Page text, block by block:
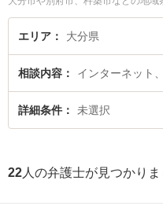
ットに関係する誹謗中傷や名誉毀
索もでき便利です。特に貞永法律
す。『大分県で土日や夜間に発生
護士に相談したい』『リベンジポ
士を検索したい』『初回相談無料
エリア 大分県
相談内容 インターネット
詳細条件 未選択
22 人の弁護士が見つかりま